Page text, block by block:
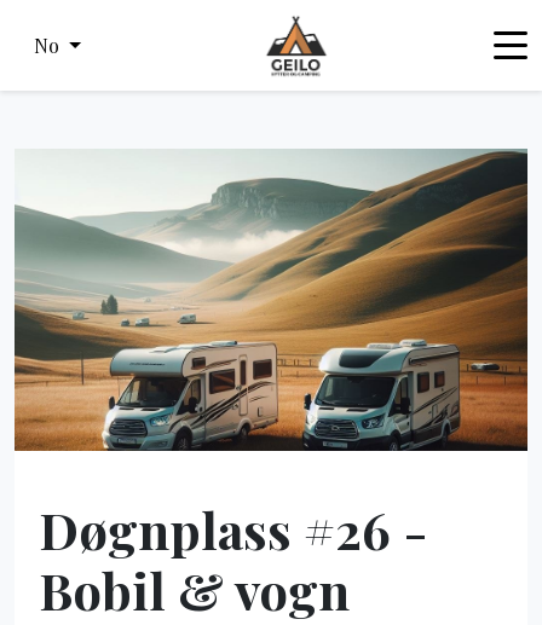
No
Døgnplass #26 -
Bobil & vogn